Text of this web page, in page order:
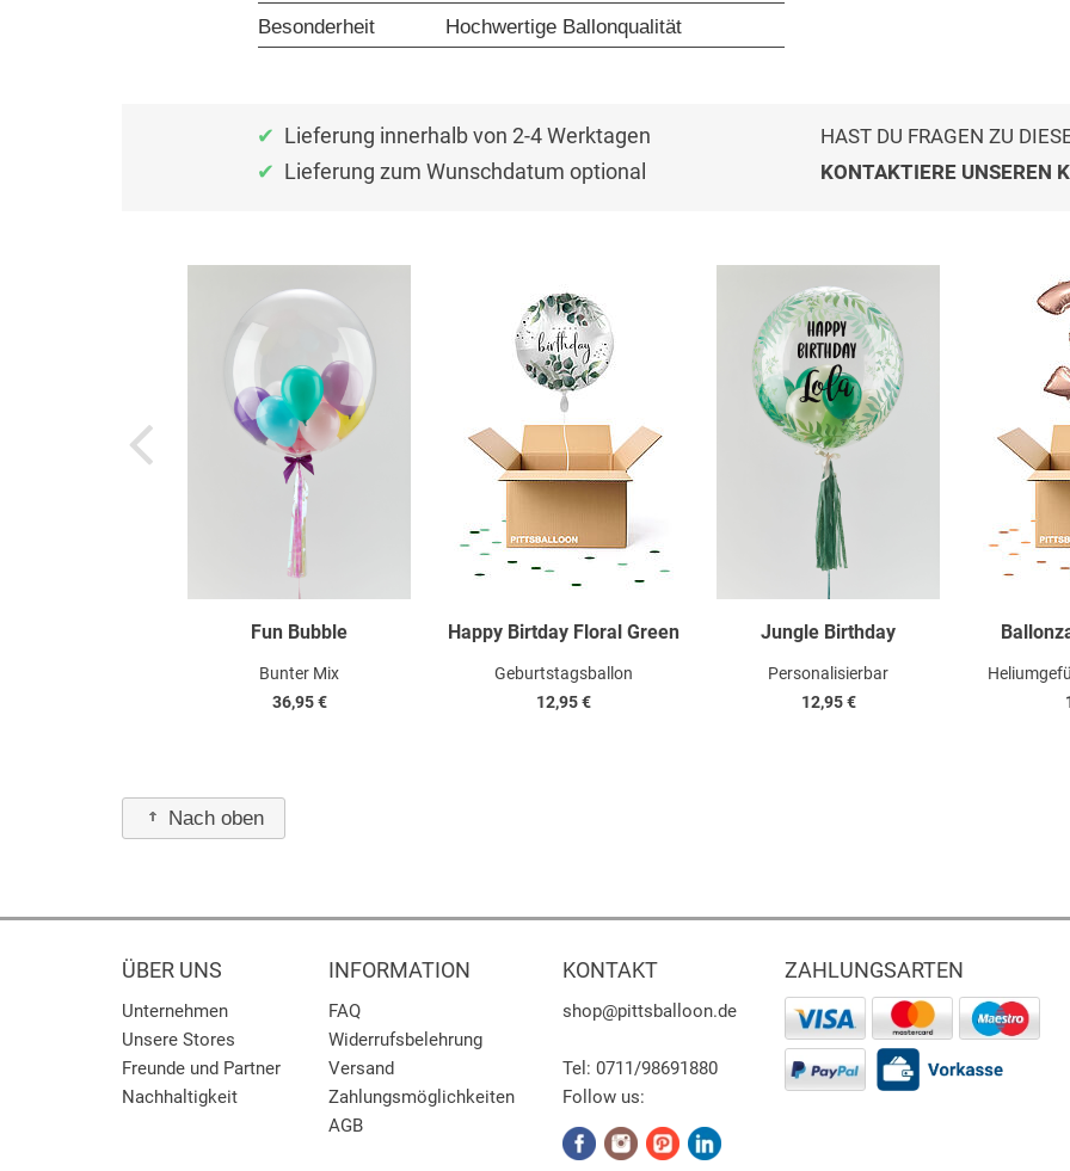
Besonderheit Hochwertige Ballonqualität
Lieferung innerhalb von 2-4 Werktagen
Lieferung zum Wunschdatum optional
HAST DU FRAGEN ZU
KONTAKTIERE UNSEREN
Fun Bubble
Bunter Mix
36,95 €
Happy Birtday Floral Green
Geburtstagsballon
12,95 €
Jungle Birthday
Personalisierbar
12,95 €
Nach oben
ÜBER UNS
Unternehmen
Unsere Stores
Freunde und Partner
Nachhaltigkeit
INFORMATION
FAQ
Widerrufsbelehrung
Versand
Zahlungsmöglichkeiten
AGB
KONTAKT
shop@pittsballoon.de
Tel: 0711/98691880
Follow us:
ZAHLUNGSARTEN